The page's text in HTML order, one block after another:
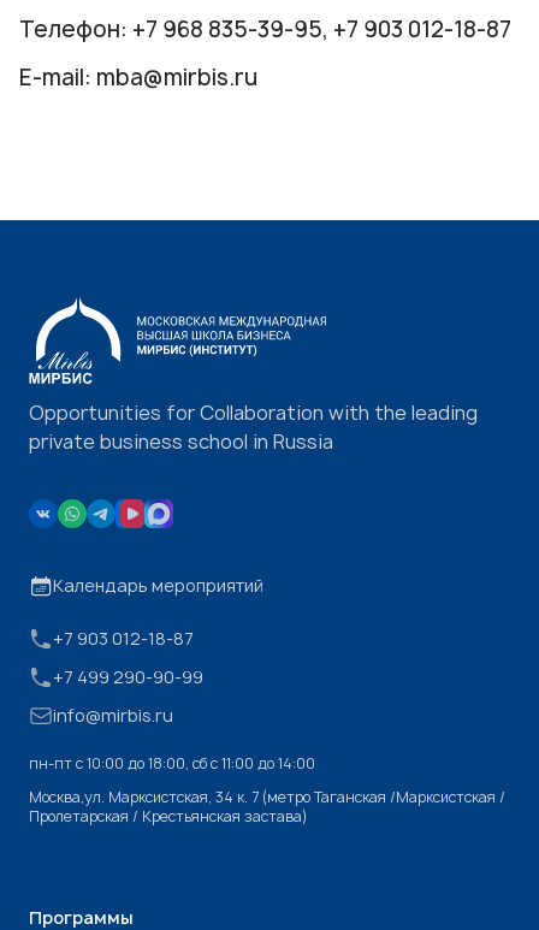
Телефон: +7 968 835-39-95, +7 903 012-18-87
E-mail: mba@mirbis.ru
Opportunities for Collaboration with the leading
private business school in Russia
Календарь мероприятий
+7 903 012-18-87
+7 499 290-90-99
info@mirbis.ru
пн-пт с 10:00 до 18:00, cб с 11:00 до 14:00
Москва,ул. Марксистская, 34 к. 7 (метро Таганская /Марксистская /
Пролетарская / Крестьянская застава)
Программы